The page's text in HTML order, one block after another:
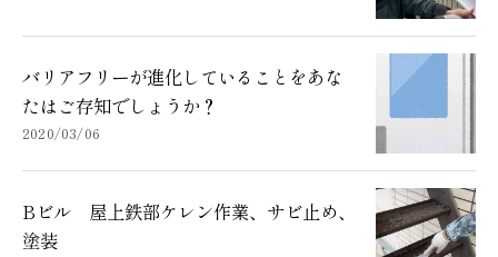
バリアフリーが進化していることをあな
たはご存知でしょうか？
2020/03/06
Bビル 屋上鉄部ケレン作業、サビ止め、
塗装